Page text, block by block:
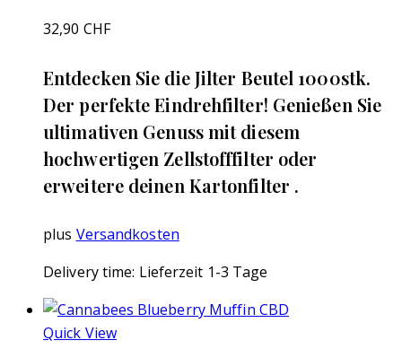
32,90 CHF
Entdecken Sie die Jilter Beutel 1000stk.
Der perfekte Eindrehfilter! Genießen Sie
ultimativen Genuss mit diesem
hochwertigen Zellstofffilter oder
erweitere deinen Kartonfilter .
plus Versandkosten
Delivery time: Lieferzeit 1-3 Tage
Quick View